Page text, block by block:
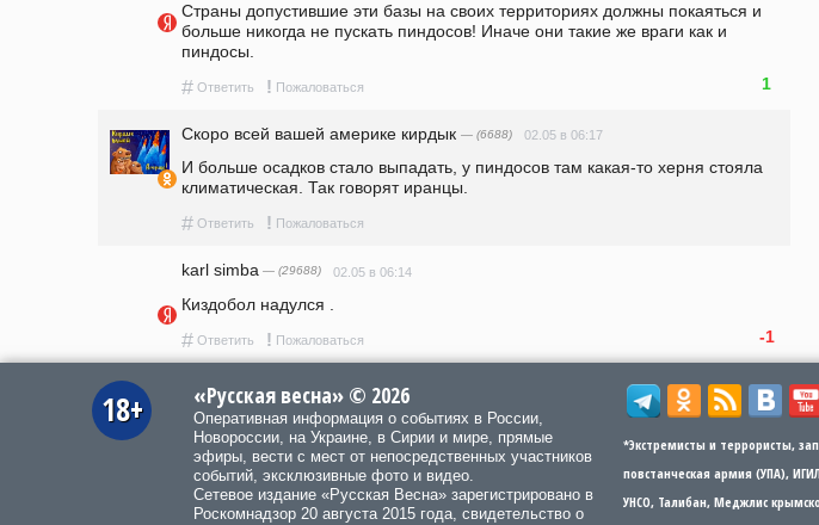
Страны допустившие эти базы на своих территориях должны покаяться и
больше никогда не пускать пиндосов! Иначе они такие же враги как и
пиндосы.
# Ответить ! Пожаловаться 1
Скоро всей вашей америке кирдык — (6688) 02.05 в 06:17
И больше осадков стало выпадать, у пиндосов там какая-то херня стояла
климатическая. Так говорят иранцы.
# Ответить ! Пожаловаться
karl simba — (29688) 02.05 в 06:14
Киздобол надулся .
# Ответить ! Пожаловаться -1
18+ «Русская весна» © 2026
Оперативная информация о событиях в России,
Новороссии, на Украине, в Сирии и мире, прямые
эфиры, вести с мест от непосредственных участников
событий, эксклюзивные фото и видео.
Сетевое издание «Русская Весна» зарегистрировано в
Роскомнадзор 20 августа 2015 года, свидетельство о
*Экстремисты и террористы,
повстанческая армия (УПА),
УНСО, Талибан, Меджлис